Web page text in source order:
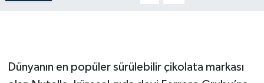
Dünyanın en popüler sürülebilir çikolata markası